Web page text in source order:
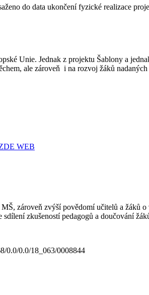
do data ukončení fyzické realizace
Unie. Jednak z projektu Šablony a
ale zároveň i na rozvoj žáků
WEB
zároveň zvýší povědomí učitelů a
zkušeností pedagogů a doučování
0.0/0.0/18_063/0008844